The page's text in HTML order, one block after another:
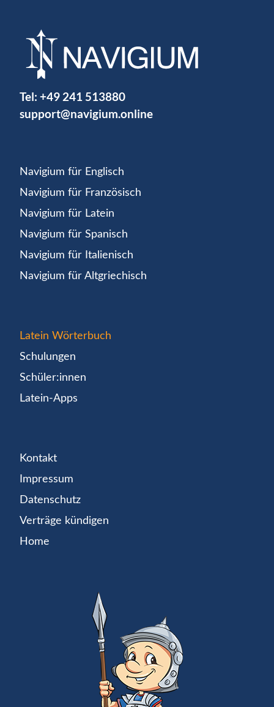
Tel: +49 241 513880
support@navigium.online
Navigium für Englisch
Navigium für Französisch
Navigium für Latein
Navigium für Spanisch
Navigium für Italienisch
Navigium für Altgriechisch
Latein Wörterbuch
Schulungen
Schüler:innen
Latein-Apps
Kontakt
Impressum
Datenschutz
Verträge kündigen
Home